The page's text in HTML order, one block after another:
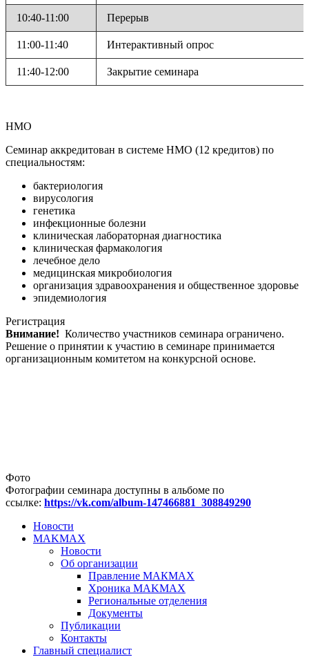
10:40-11:00 Перерыв
11:00-11:40 Интерактивный опрос
11:40-12:00 Закрытие семинара
НМО
Семинар аккредитован в системе НМО (12 кредитов) по
специальностям:
бактериология
вирусология
генетика
инфекционные болезни
клиническая лабораторная диагностика
клиническая фармакология
лечебное дело
медицинская микробиология
организация здравоохранения и общественное здоровье
эпидемиология
Регистрация
Внимание! Количество участников семинара ограничено.
Решение о принятии к участию в семинаре принимается
организационным комитетом на конкурсной основе.
Фото
Фотографии семинара доступны в альбоме по
ссылке: https://vk.com/album-147466881_308849290
Новости
MAKMAX
Новости
Об организации
Правление МАКМАХ
Хроника MAKMAX
Региональные отделения
Документы
Публикации
Контакты
Главный специалист